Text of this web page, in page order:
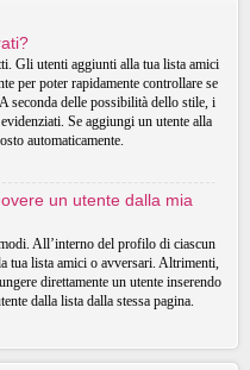
Gli utenti aggiunti alla tua lista amici
per poter rapidamente controllare se
seconda delle possibilità dello stile, i
Se aggiungi un utente alla
automaticamente.
un utente dalla mia
All’interno del profilo di ciascun
tua lista amici o avversari. Altrimenti,
direttamente un utente inserendo
dalla lista dalla stessa pagina.